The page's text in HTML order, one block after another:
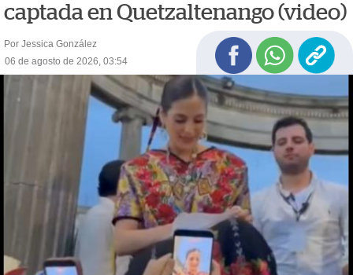
captada en Quetzaltenango (video)
Por Jessica González
06 de agosto de 2026, 03:54